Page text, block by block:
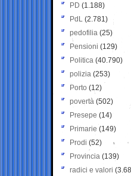
PD (1.188)
PdL (2.781)
pedofilia (25)
Pensioni (129)
Politica (40.790)
polizia (253)
Porto (12)
povertà (502)
Presepe (14)
Primarie (149)
Prodi (52)
Provincia (139)
radici e valori